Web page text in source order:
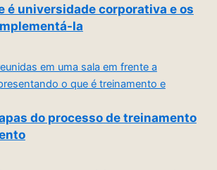
é universidade corporativa e os
la
do processo de treinamento